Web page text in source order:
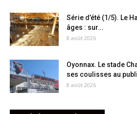
Série d’été (1/5). Le
âges : sur...
8 août 2026
Oyonnax. Le stade
ses coulisses au
8 août 2026